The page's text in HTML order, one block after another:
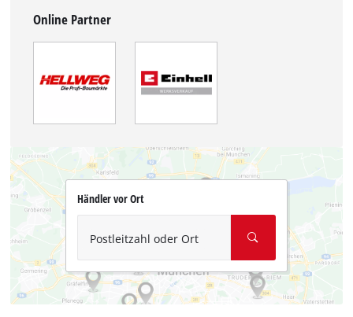
Online Partner
Händler vor Ort
Postleitzahl oder Ort